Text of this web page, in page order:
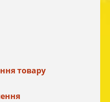
товару